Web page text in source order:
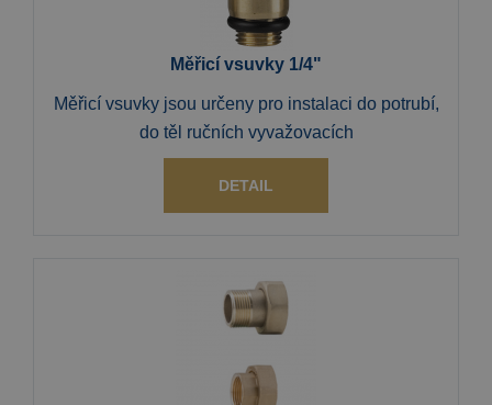
Měřicí vsuvky 1/4"
Měřicí vsuvky jsou určeny pro instalaci do potrubí,
do těl ručních vyvažovacích
DETAIL